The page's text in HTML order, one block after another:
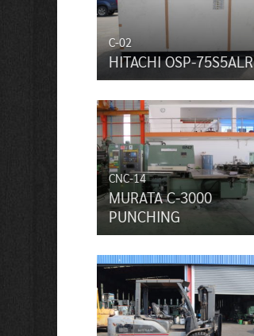
C-02
HITACHI OSP-75S5ALR
CNC-14
MURATA C-3000
PUNCHING